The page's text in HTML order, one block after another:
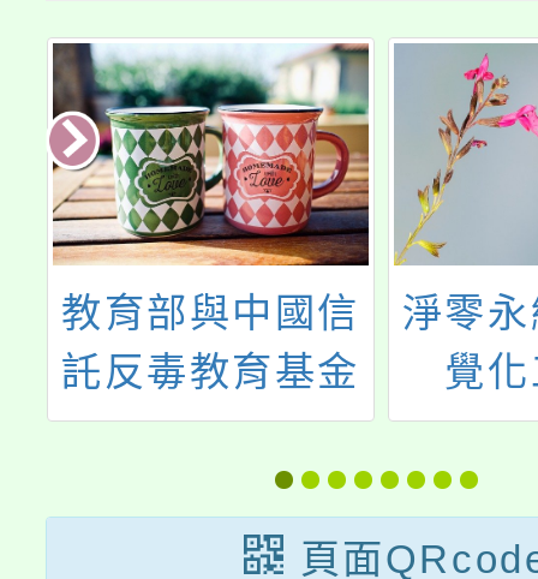
淨零永續資料視
覺化工作坊
主旨
中央
115年
「淨
培育
頁面